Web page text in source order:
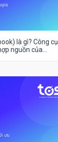
là gì? Công cụ
nguồn của